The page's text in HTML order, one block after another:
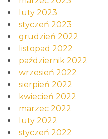
luty 2023
styczeń 2023
grudzień 2022
listopad 2022
październik 2022
wrzesień 2022
sierpień 2022
kwiecień 2022
marzec 2022
luty 2022
styczeń 2022